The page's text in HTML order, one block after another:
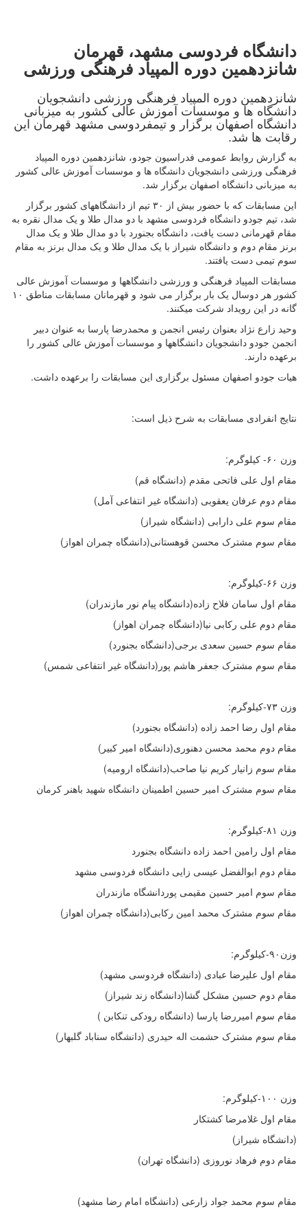
دانشگاه فردوسی مشهد، قهرمان
شانزدهمین دوره المپیاد فرهنگی ورزشی
شانزدهمین دوره المپیاد فرهنگی ورزشی دانشجویان
دانشگاه ها و موسسات آموزش عالی کشور به میزبانی
دانشگاه اصفهان برگزار و تیمفردوسی مشهد قهرمان این
رقابت ها شد.
به گزارش روابط عمومی فدراسیون جودو، شانزدهمین دوره المپیاد
فرهنگی ورزشی دانشجویان دانشگاه ها و موسسات آموزش عالی کشور
به میزبانی دانشگاه اصفهان برگزار شد.
این مسابقات که با حضور بیش از ۳۰ تیم از دانشگاههای کشور برگزار
شد، تیم جودو دانشگاه فردوسی مشهد با دو مدال طلا و یک مدال نقره به
مقام قهرمانی دست یافت، دانشگاه بجنورد با دو مدال طلا و یک مدال
برنز مقام دوم و دانشگاه شیراز با یک‌ مدال طلا و یک مدال برنز به مقام
سوم تیمی دست یافتند.
مسابقات المپیاد فرهنگی و ورزشی دانشگاهها و موسسات آموزش عالی
کشور هر دوسال یک بار برگزار می شود و قهرمانان مسابقات مناطق ۱۰
گانه در این رویداد شرکت میکنند.
وحید زارع نژاد بعنوان رئیس انجمن و محمدرضا پارسا به عنوان دبیر
انجمن جودو دانشجویان دانشگاهها و موسسات آموزش عالی کشور را
برعهده دارند.
هیات جودو اصفهان مسئول برگزاری این مسابقات را برعهده داشت.
نتایج انفرادی مسابقات به شرح ذیل است:
وزن ۶۰- کیلوگرم:
مقام اول علی فاتحی مقدم (دانشگاه قم)
مقام دوم عرفان یعقوبی (دانشگاه غیر انتفاعی آمل)
مقام سوم علی دارابی (دانشگاه شیراز)
مقام سوم مشترک محسن قوهستانی(دانشگاه چمران اهواز)
وزن ۶۶-کیلوگرم:
مقام اول سامان فلاح زاده(دانشگاه پیام نور مازندران)
مقام دوم علی رکابی نیا(دانشگاه چمران اهواز)
مقام سوم حسین سعدی برجی(دانشگاه بجنورد)
مقام سوم مشترک جعفر هاشم پور(دانشگاه غیر انتفاعی شمس)
وزن ۷۳-کیلوگرم:
مقام اول رضا احمد زاده (دانشگاه بجنورد)
مقام دوم محمد محسن دهنوری(دانشگاه امیر کبیر)
مقام سوم زانیار کریم نیا صاحب(دانشگاه ارومیه)
مقام سوم مشترک امیر حسین اطمینان دانشگاه شهید باهنر کرمان
وزن ۸۱-کیلوگرم:
مقام اول رامین احمد زاده دانشگاه بجنورد
مقام دوم ابوالفضل عیسی زایی دانشگاه فردوسی مشهد
مقام سوم امیر حسین مقیمی پوردانشگاه مازندران
مقام سوم مشترک محمد امین رکابی(دانشگاه چمران اهواز)
وزن۹۰-کیلوگرم:
مقام اول علیرضا عبادی (دانشگاه فردوسی مشهد)
مقام دوم حسین مشکل گشا(دانشگاه زند شیراز)
مقام سوم امیررضا پارسا (دانشگاه رودکی تنکابن )
مقام سوم مشترک حشمت اله حیدری (دانشگاه سناباد گلبهار)
وزن ۱۰۰-کیلوگرم:
مقام اول غلامرضا کشتکار
(دانشگاه شیراز)
مقام دوم فرهاد نوروزی (دانشگاه تهران)
مقام سوم محمد جواد زارعی (دانشگاه امام رضا مشهد)